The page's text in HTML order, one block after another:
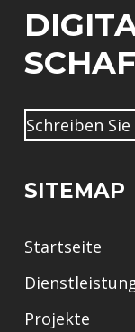
a
h
n
a
e
Schreiben
SITEMAP
Startseite
Projekte